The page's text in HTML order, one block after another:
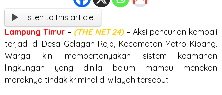
Listen to this article
Lampung Timur– (THE NET 24)– Aksi pencurian kembali
terjadi di Desa Gelagah Rejo, Kecamatan Metro Kibang.
Warga kini mempertanyakan sistem keamanan
lingkungan yang dinilai belum mampu menekan
maraknya tindak kriminal di wilayah tersebut.